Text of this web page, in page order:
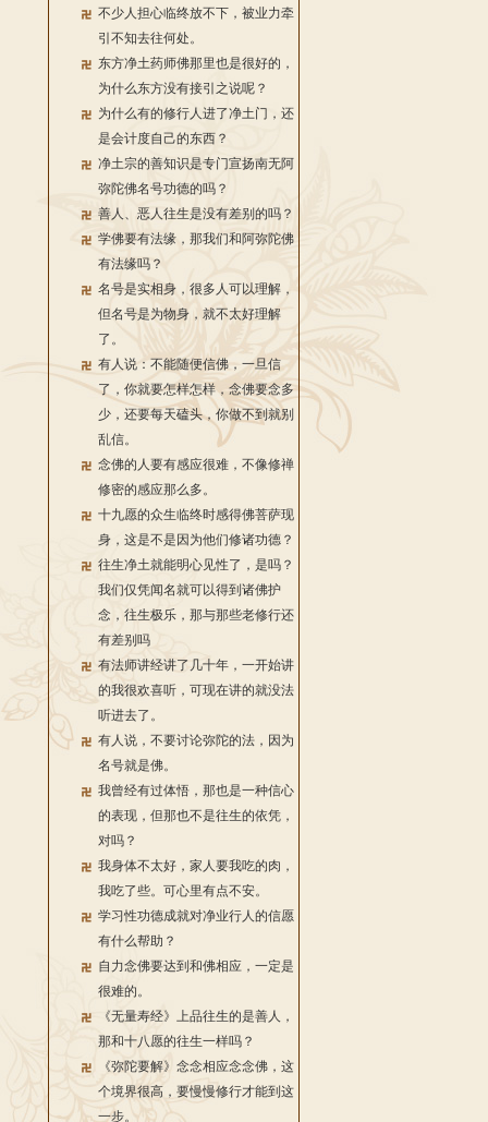
不少人担心临终放不下，被业力牵
引不知去往何处。
东方净土药师佛那里也是很好的，
为什么东方没有接引之说呢？
为什么有的修行人进了净土门，还
是会计度自己的东西？
净土宗的善知识是专门宣扬南无阿
弥陀佛名号功德的吗？
善人、恶人往生是没有差别的吗？
学佛要有法缘，那我们和阿弥陀佛
有法缘吗？
名号是实相身，很多人可以理解，
但名号是为物身，就不太好理解
了。
有人说：不能随便信佛，一旦信
了，你就要怎样怎样，念佛要念多
少，还要每天磕头，你做不到就别
乱信。
念佛的人要有感应很难，不像修禅
修密的感应那么多。
十九愿的众生临终时感得佛菩萨现
身，这是不是因为他们修诸功德？
往生净土就能明心见性了，是吗？
我们仅凭闻名就可以得到诸佛护
念，往生极乐，那与那些老修行还
有差别吗
有法师讲经讲了几十年，一开始讲
的我很欢喜听，可现在讲的就没法
听进去了。
有人说，不要讨论弥陀的法，因为
名号就是佛。
我曾经有过体悟，那也是一种信心
的表现，但那也不是往生的依凭，
对吗？
我身体不太好，家人要我吃的肉，
我吃了些。可心里有点不安。
学习性功德成就对净业行人的信愿
有什么帮助？
自力念佛要达到和佛相应，一定是
很难的。
《无量寿经》上品往生的是善人，
那和十八愿的往生一样吗？
《弥陀要解》念念相应念念佛，这
个境界很高，要慢慢修行才能到这
一步。